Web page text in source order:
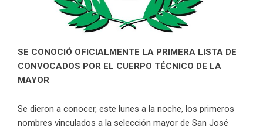
SE CONOCIÓ OFICIALMENTE LA PRIMERA LISTA DE
CONVOCADOS POR EL CUERPO TÉCNICO DE LA
MAYOR
Se dieron a conocer, este lunes a la noche, los primeros
nombres vinculados a la selección mayor de San José